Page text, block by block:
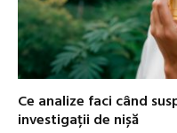
Ce analize faci când
investigații de nișă